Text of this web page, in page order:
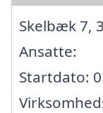
Skelbæk 7,
Ansatte:
Startdato: